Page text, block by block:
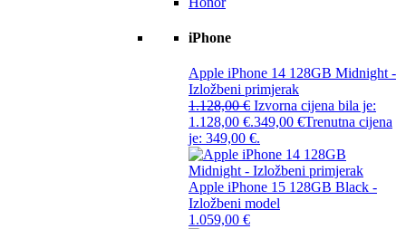
iPhone
Apple iPhone 14 128GB Midnight -
Izložbeni primjerak
1.128,00€ Izvorna cijena bila je:
1.128,00 €.349,00 €Trenutna cijena
je: 349,00 €.
Apple iPhone 15 128GB Black -
Izložbeni model
1.059,00 €